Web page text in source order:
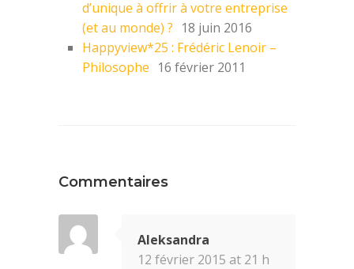
d’unique à offrir à votre entreprise
(et au monde) ? 18 juin 2016
Happyview*25 : Frédéric Lenoir –
Philosophe 16 février 2011
Commentaires
Aleksandra
12 février 2015 at 21 h